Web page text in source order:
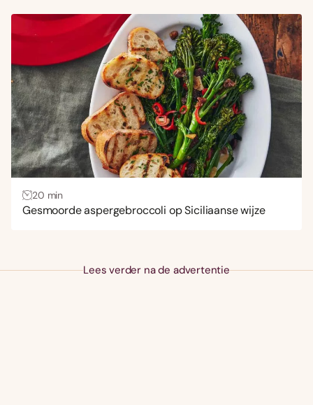
Keuken
(85)
Frans
(191)
Italiaans
(178)
Mexicaans
(28)
Midden-Oosters
(79)
Spaans
(50)
20 min
Gesmoorde aspergebroccoli op Siciliaanse wijze
Lees verder na de advertentie